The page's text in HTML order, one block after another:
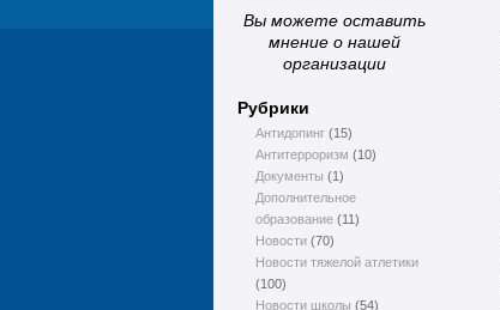
Вы можете оставить
мнение о нашей
организации
Рубрики
Антидопинг(15)
Антитерроризм (10)
Документы (1)
Дополнительное
образование(11)
Новости(70)
Новости тяжелой атлетики
(100)
Новости школы (54)